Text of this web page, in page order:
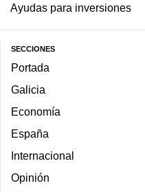
Ayudas para inversiones
SECCIONES
Portada
Galicia
Economía
España
Internacional
Opinión